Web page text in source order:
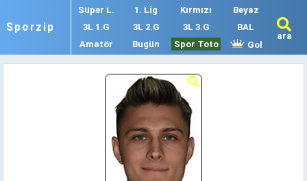
Sporzip
Süper L. 1. Lig Kırmızı
Beyaz
3L 1.G
3L 2.G 3L 3.G
BAL
Amatör
Bugün Spor Toto Gol
ara